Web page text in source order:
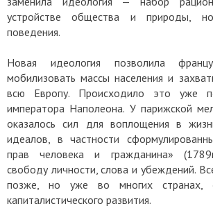
устройстве общества и природы,
поведения.
Новая идеология позволила
мобилизовать массы населения и
всю Европу. Происходило это уже
императора Наполеона. У парижской
оказалось сил для воплощения в
идеалов, в частности
прав человека и гражданина»
свободу личности, слова и убеждений.
позже, но уже во многих странах,
капиталистического развития.